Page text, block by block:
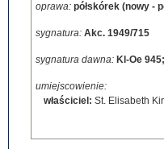
oprawa: półskórek (nowy -
sygnatura: Akc. 1949/715
sygnatura dawna: Kl-Oe
umiejscowienie:
właściciel: St. Elisabeth